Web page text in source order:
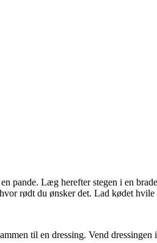
pande. Læg herefter stegen i en
rødt du ønsker det. Lad kødet
til en dressing. Vend